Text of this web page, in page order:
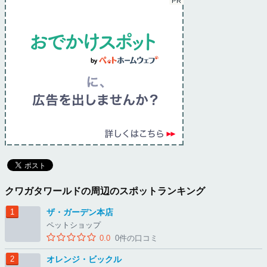
クワガタワールドの周辺のスポットランキング
ザ・ガーデン本店
ペットショップ
0.0 0件の口コミ
オレンジ・ビックル